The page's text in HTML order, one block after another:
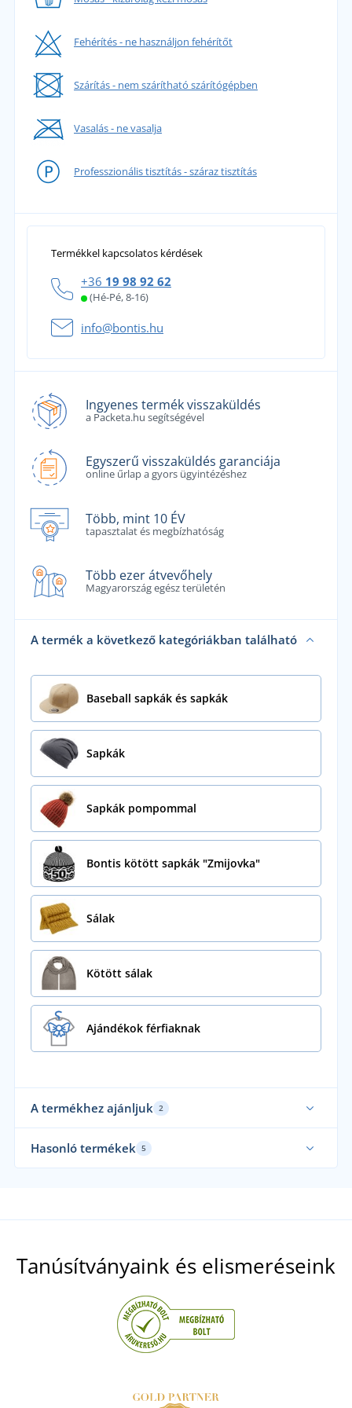
Fehérítés - ne használjon fehérítőt
Szárítás - nem szárítható szárítógépben
Vasalás - ne vasalja
Professzionális tisztítás - száraz tisztítás
Termékkel kapcsolatos kérdések
+36 19 98 92 62
(Hé-Pé, 8-16)
info@bontis.hu
Ingyenes termék visszaküldés
a Packeta.hu segítségével
Egyszerű visszaküldés garanciája
online űrlap a gyors ügyintézéshez
Több, mint 10 ÉV
tapasztalat és megbízhatóság
Több ezer átvevőhely
Magyarország egész területén
A termék a következő kategóriákban található
Baseball sapkák és sapkák
Sapkák
Sapkák pompommal
Bontis kötött sapkák "Zmijovka"
Sálak
Kötött sálak
Ajándékok férfiaknak
A termékhez ajánljuk 2
Hasonló termékek 5
Tanúsítványaink és elismeréseink